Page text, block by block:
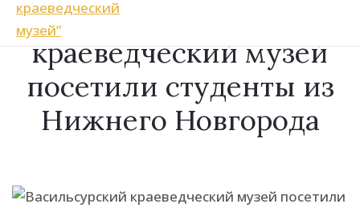
Васильсурский
краеведческий музей
посетили студенты из
Нижнего Новгорода